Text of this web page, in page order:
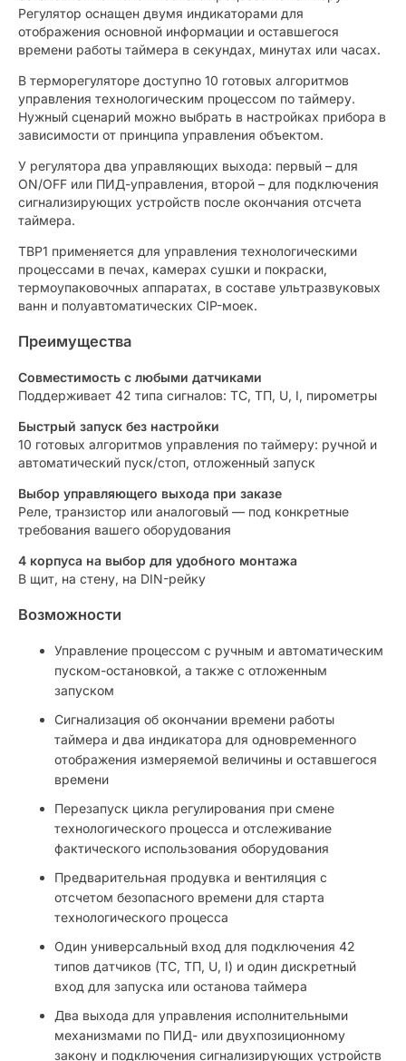
Регулятор оснащен двумя индикаторами для
отображения основной информации и оставшегося
времени работы таймера в секундах, минутах или часах.
В терморегуляторе доступно 10 готовых алгоритмов
управления технологическим процессом по таймеру.
Нужный сценарий можно выбрать в настройках прибора в
зависимости от принципа управления объектом.
У регулятора два управляющих выхода: первый – для
ON/OFF или ПИД-управления, второй – для подключения
сигнализирующих устройств после окончания отсчета
таймера.
ТВР1 применяется для управления технологическими
процессами в печах, камерах сушки и покраски,
термоупаковочных аппаратах, в составе ультразвуковых
ванн и полуавтоматических CIP-моек.
Преимущества
Совместимость с любыми датчиками
Поддерживает 42 типа сигналов: ТС, ТП, U, I, пирометры
Быстрый запуск без настройки
10 готовых алгоритмов управления по таймеру: ручной и
автоматический пуск/стоп, отложенный запуск
Выбор управляющего выхода при заказе
Реле, транзистор или аналоговый — под конкретные
требования вашего оборудования
4 корпуса на выбор для удобного монтажа
В щит, на стену, на DIN-рейку
Возможности
Управление процессом с ручным и автоматическим
пуском-остановкой, а также с отложенным
запуском
Сигнализация об окончании времени работы
таймера и два индикатора для одновременного
отображения измеряемой величины и оставшегося
времени
Перезапуск цикла регулирования при смене
технологического процесса и отслеживание
фактического использования оборудования
Предварительная продувка и вентиляция с
отсчетом безопасного времени для старта
технологического процесса
Один универсальный вход для подключения 42
типов датчиков (ТС, ТП, U, I) и один дискретный
вход для запуска или останова таймера
Два выхода для управления исполнительными
механизмами по ПИД- или двухпозиционному
закону и подключения сигнализирующих устройств